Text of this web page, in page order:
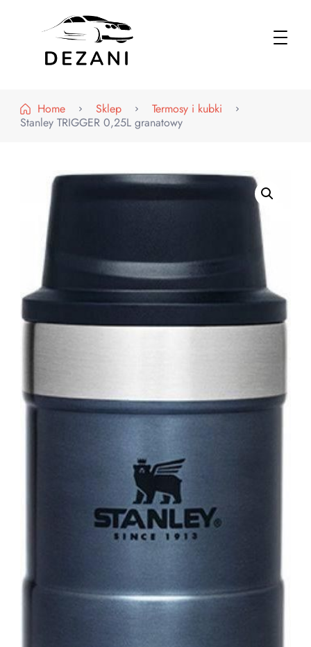
Home
Sklep
Termosy i kubki
Stanley TRIGGER 0,25L granatowy